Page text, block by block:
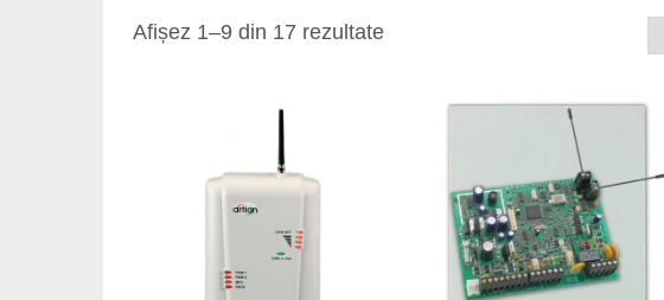
Afișez 1–9 din 17 rezultate